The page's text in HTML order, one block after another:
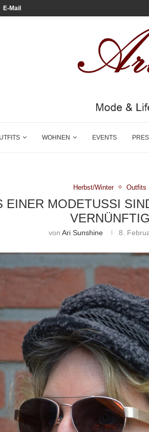
E-Mail
WOHNEN EVENTS
Herbst/Winter Outfits
EINER MODETUSSI
VERNÜNFTIG
von Ari Sunshine 8.